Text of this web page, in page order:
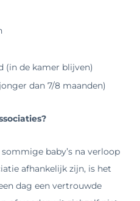
(in de kamer blijven)
dan 7/8 maanden)
baby’s na verloop
afhankelijk zijn, is het
dag een vertrouwde